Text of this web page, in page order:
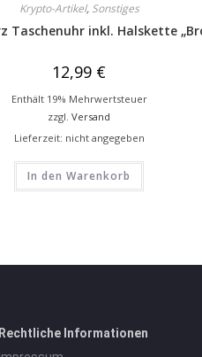
Krypto-Artikel, Sonstiges
Taschenuhr inkl. Halskette
12,99 €
Enthält 19% Mehrwertsteuer
zzgl.Versand
Lieferzeit: nicht angegeben
In den Warenkorb
Rechtliche Informationen